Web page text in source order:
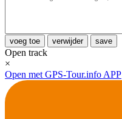
voeg toe verwijder save
Open track
×
Open met GPS-Tour.info APP